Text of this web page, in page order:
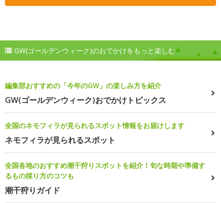
GW(ゴールデンウィーク)のおでかけをもっと楽しむ
編集部おすすめの「今年のGW」の楽しみ方を紹介
GW(ゴールデンウィーク)おでかけトピックス
全国のネモフィラが見られるスポット情報をお届けします
ネモフィラが見られるスポット
全国各地のおすすめ潮干狩りスポットを紹介！旬な時期や準備す
るもの採り方のコツも
潮干狩りガイド